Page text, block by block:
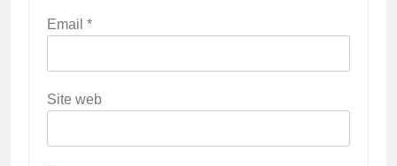
Email *
Site web